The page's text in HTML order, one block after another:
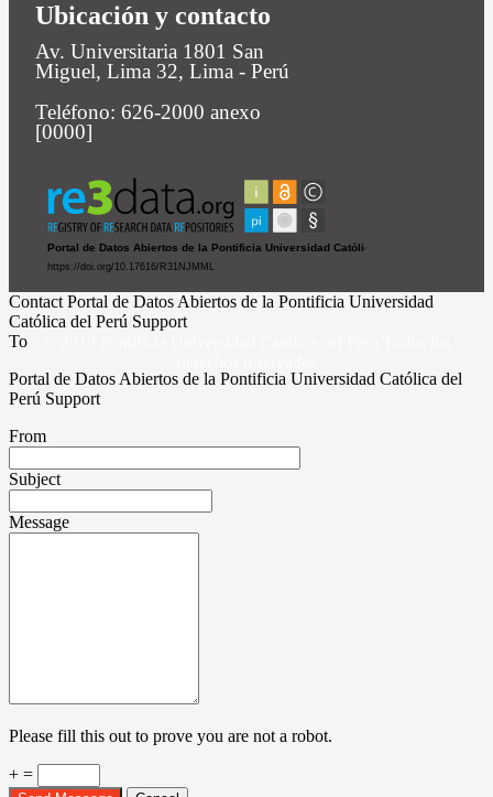
Ubicación y contacto
Av. Universitaria 1801 San
Miguel, Lima 32, Lima - Perú
Teléfono: 626-2000 anexo
[0000]
Contact Portal de Datos Abiertos de la Pontificia Universidad
Católica del Perú Support
To
Portal de Datos Abiertos de la Pontificia Universidad Católica del
Perú Support
From
Subject
Message
Please fill this out to prove you are not a robot.
+ =